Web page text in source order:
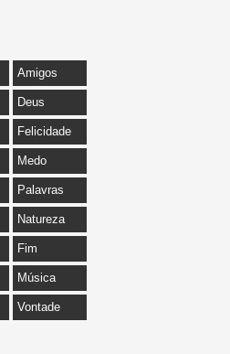
Amigos
Deus
Felicidade
Medo
Palavras
Natureza
Fim
Música
Vontade